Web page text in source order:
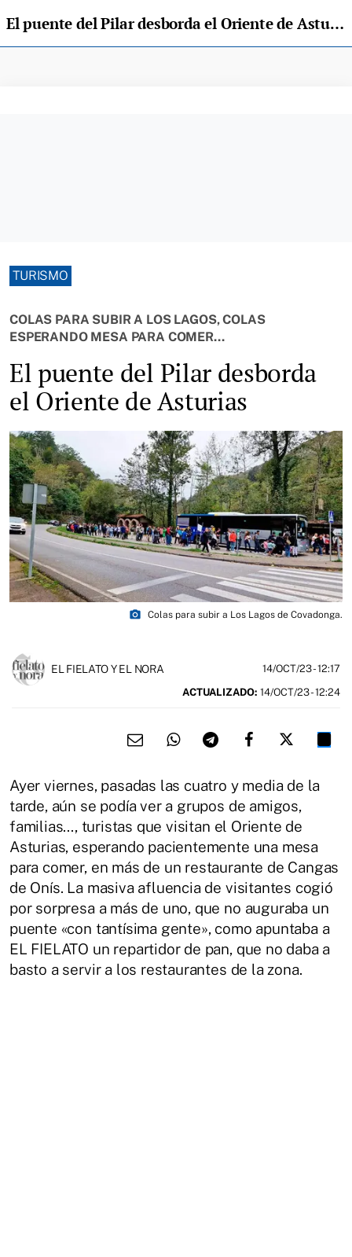
El puente del Pilar desborda el Oriente de Asturias
TURISMO
COLAS PARA SUBIR A LOS LAGOS, COLAS
ESPERANDO MESA PARA COMER...
El puente del Pilar desborda
el Oriente de Asturias
photo_camera Colas para subir a Los Lagos de Covadonga.
EL FIELATO Y EL NORA 14/OCT/23- 12:17
ACTUALIZADO: 14/OCT/23 - 12:24
Ayer viernes, pasadas las cuatro y media de la
tarde, aún se podía ver a grupos de amigos,
familias..., turistas que visitan el Oriente de
Asturias, esperando pacientemente una mesa
para comer, en más de un restaurante de Cangas
de Onís. La masiva afluencia de visitantes cogió
por sorpresa a más de uno, que no auguraba un
puente «con tantísima gente», como apuntaba a
EL FIELATO un repartidor de pan, que no daba a
basto a servir a los restaurantes de la zona.